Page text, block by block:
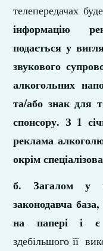
телепередачах
інформацію
подається у
звукового
алкогольних
та/або знак для
спонсору. З 1
реклама
окрім
б.
Загалом у
законодавча
на папері і є
здебільшого її